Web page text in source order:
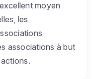
moyen
les
associations à but